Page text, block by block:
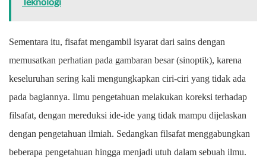
Sementara itu, fisafat mengambil isyarat dari sains dengan
memusatkan perhatian pada gambaran besar (sinoptik), karena
keseluruhan sering kali mengungkapkan ciri-ciri yang tidak ada
pada bagiannya. Ilmu pengetahuan melakukan koreksi terhadap
filsafat, dengan mereduksi ide-ide yang tidak mampu dijelaskan
dengan pengetahuan ilmiah. Sedangkan filsafat menggabungkan
beberapa pengetahuan hingga menjadi utuh dalam sebuah ilmu.